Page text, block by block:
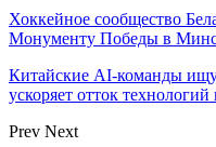
Хоккейное сообщество
Монументу Победы в
Китайские AI-команды
ускоряет отток
Prev Next